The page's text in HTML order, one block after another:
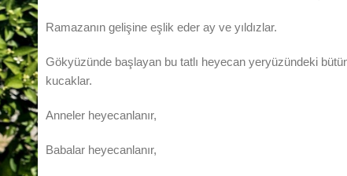
Ramazanın gelişine eşlik eder ay ve yıldızlar.
Gökyüzünde başlayan bu tatlı heyecan yeryüzündeki
kucaklar.
Anneler heyecanlanır,
Babalar heyecanlanır,